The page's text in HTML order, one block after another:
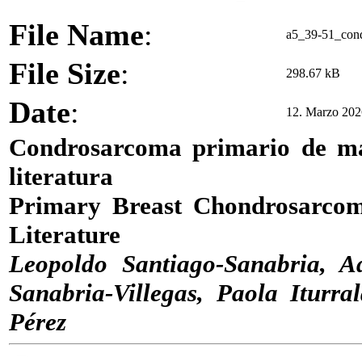
File Name: a5_39-
File Size: 298.67 kB
Date: 12. Marzo
Condrosarcoma primario de
literatura
Primary Breast
Literature
Leopoldo Santiago-Sanabria,
Sanabria-Villegas, Paola
Pérez